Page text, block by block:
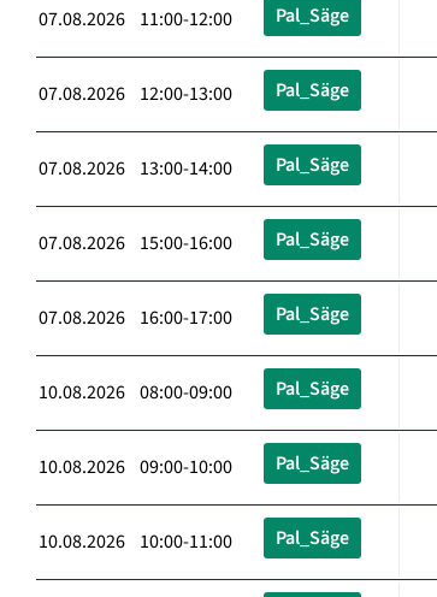
07.08.2026 11:00-12:00 Pal_Säge
07.08.2026 12:00-13:00 Pal_Säge
07.08.2026 13:00-14:00 Pal_Säge
07.08.2026 15:00-16:00 Pal_Säge
07.08.2026 16:00-17:00 Pal_Säge
10.08.2026 08:00-09:00 Pal_Säge
10.08.2026 09:00-10:00 Pal_Säge
10.08.2026 10:00-11:00 Pal_Säge